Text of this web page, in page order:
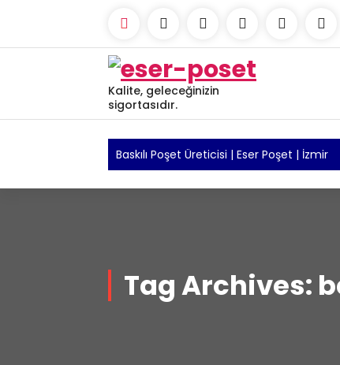
content
Kalite, geleceğinizin
sigortasıdır.
Baskılı Poşet Üreticisi | Eser Poşet | İzmir
Tag Archives: